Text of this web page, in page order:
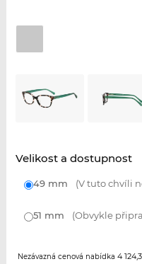
Velikost a dostupnost
49 mm (V tuto chvíli
51 mm (Obvykle
Nezávazná cenová nabídka 4